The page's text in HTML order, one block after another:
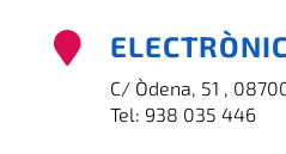

C/ Òdena, 51 ,
Tel: 938 035 446